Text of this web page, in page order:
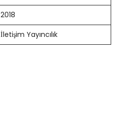
2018
İletişim Yayıncılık